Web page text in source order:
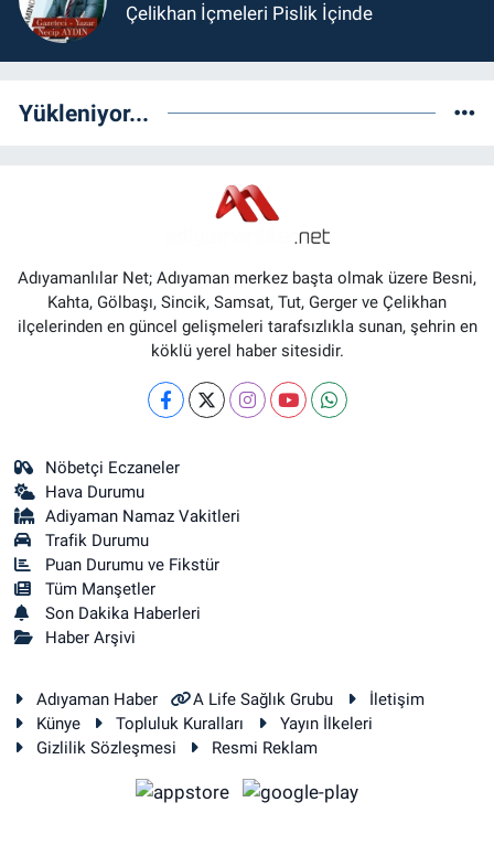
Çelikhan İçmeleri Pislik İçinde
Yükleniyor...
Adıyamanlılar Net; Adıyaman merkez başta olmak üzere Besni,
Kahta, Gölbaşı, Sincik, Samsat, Tut, Gerger ve Çelikhan
ilçelerinden en güncel gelişmeleri tarafsızlıkla sunan, şehrin en
köklü yerel haber sitesidir.
Nöbetçi Eczaneler
Hava Durumu
Adiyaman Namaz Vakitleri
Trafik Durumu
Puan Durumu ve Fikstür
Tüm Manşetler
Son Dakika Haberleri
Haber Arşivi
Adıyaman Haber A Life Sağlık Grubu
İletişim
Künye
Topluluk Kuralları
Yayın İlkeleri
Gizlilik Sözleşmesi
Resmi Reklam